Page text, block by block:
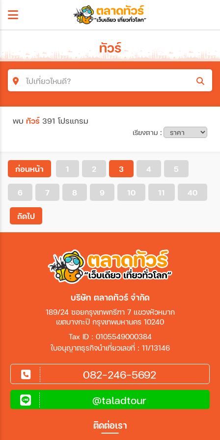
ทัวร์
ไปเที่ยวไหนดี?
โซน
ประเทศ
เมือง
สายการบิน
เฉพาะเดือน
เฉพาะเทศกาล
พบ ทัวร์ 391 โปรแกรม
เรียงตาม :
ก่อนหน้า 1 2 3 4 5
6 7 8 9 10 11 40
ถัดไป
บริษัท ตลาดทัวร์ จำกัด
189/24 ซอยกรุงเทพกรีฑา 7 แขวงหัวหมาก
เขตบางกะปิ กรุงเทพมหานคร 10240
Tax ID : 0105549000384
ใบอนุญาตธุรกิจนำเที่ยวเลขที่ : 11/13146
082-246-5692
@taladtour
ติดต่อเรา